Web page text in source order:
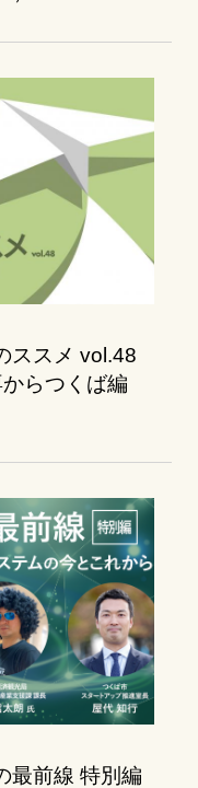
ススメ vol.48
らつくば編
最前線 特別編